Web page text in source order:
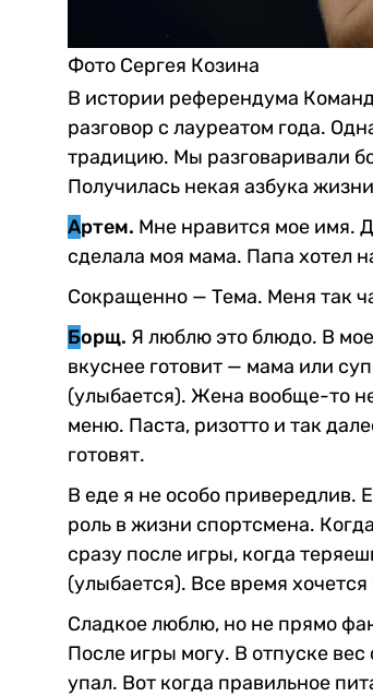
Фото Сергея Козина
В истории референдума
разговор с лауреатом года.
традицию. Мы разговаривали
Получилась некая азбука
Артем. Мне нравится мое имя.
сделала моя мама. Папа хотел
Сокращенно — Тема. Меня так
Борщ. Я люблю это блюдо. В
вкуснее готовит — мама или
(улыбается). Жена вообще-то
меню. Паста, ризотто и так
готовят.
В еде я не особо
роль в жизни спортсмена.
сразу после игры, когда
(улыбается). Все время
Сладкое люблю, но не прямо
После игры могу. В отпуске
упал. Вот когда правильное